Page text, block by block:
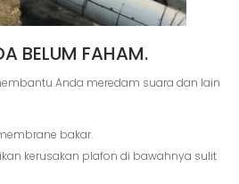
BELUM FAHAM.
Anda meredam suara dan lain
bakar.
kerusakan plafon di bawahnya sulit